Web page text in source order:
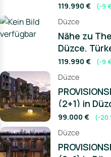
119.990 € (-9
Düzce
Nähe zu
Düzce,
119.990 € (-9
Düzce
(2+1) in
99.000 € (-
Düzce